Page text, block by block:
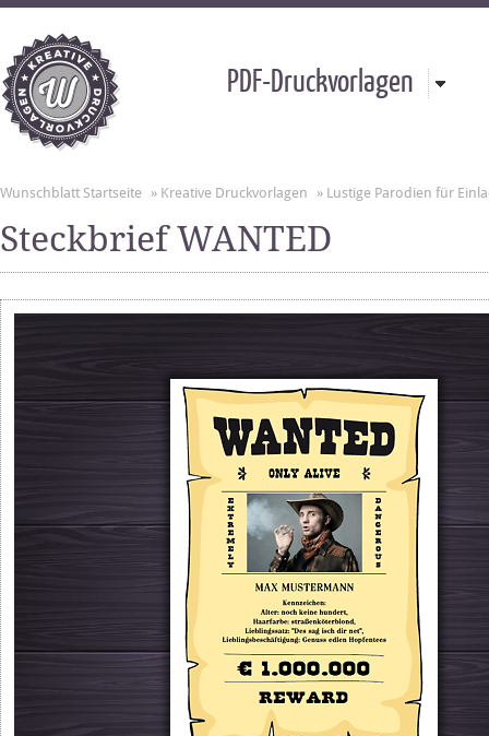
PDF-Druckvorlagen
Wunschblatt Startseite » Kreative Druckvorlagen » Lustige Parodien für
Steckbrief WANTED